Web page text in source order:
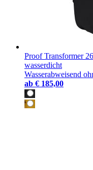
Proof Transformer
wasserdicht
Wasserabweisend
ab € 185,00